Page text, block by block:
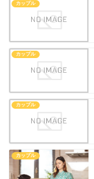
カップル
カップル
カップル
カップル